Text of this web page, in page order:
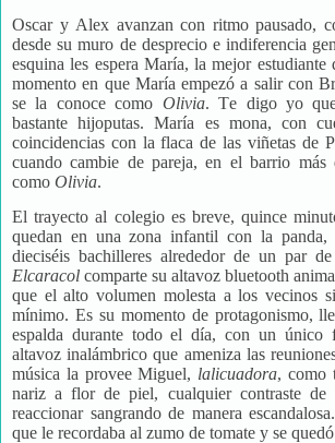
Oscar y Alex avanzan con ritmo pausado,
desde su muro de desprecio e indiferencia
esquina les espera María, la mejor estudiante
momento en que María empezó a salir con
se la conoce como Olivia. Te digo yo
bastante hijoputas. María es mona, con
coincidencias con la flaca de las viñetas de
cuando cambie de pareja, en el barrio más
como Olivia.
El trayecto al colegio es breve, quince
quedan en una zona infantil con la panda,
dieciséis bachilleres alrededor de un par
Elcaracol comparte su altavoz bluetooth
que el alto volumen molesta a los vecinos
mínimo. Es su momento de protagonismo,
espalda durante todo el día, con un único
altavoz inalámbrico que ameniza las
música la provee Miguel, lalicuadora, como
nariz a flor de piel, cualquier contraste de
reaccionar sangrando de manera
que le recordaba al zumo de tomate y se